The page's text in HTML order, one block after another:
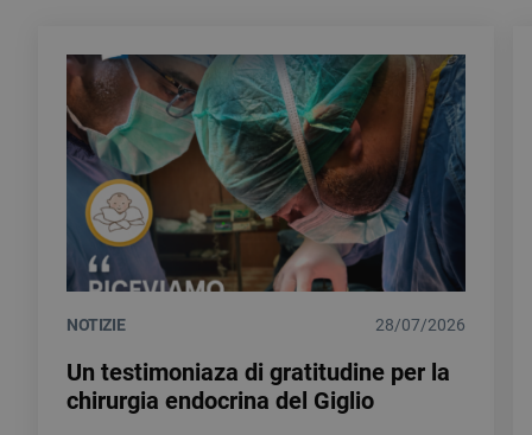
NOTIZIE 28/07/2026
Un testimoniaza di gratitudine per la
chirurgia endocrina del Giglio